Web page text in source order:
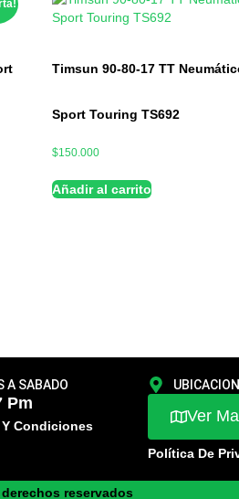
Timsun 90-80-17 TT
Sport Touring TS692
$150.000
Añadir al carrito
A SABADO
Pm
Condiciones
UBICACION
Ver
Política De
reservados